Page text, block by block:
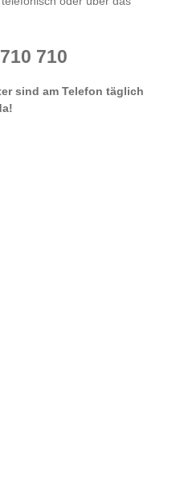
710
sind am Telefon täglich